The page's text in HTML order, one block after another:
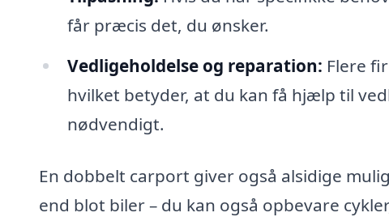
får præcis det, du ønsker.
Vedligeholdelse og reparation: Flere
hvilket betyder, at du kan få hjælp til
nødvendigt.
En dobbelt carport giver også alsidige
end blot biler – du kan også opbevare